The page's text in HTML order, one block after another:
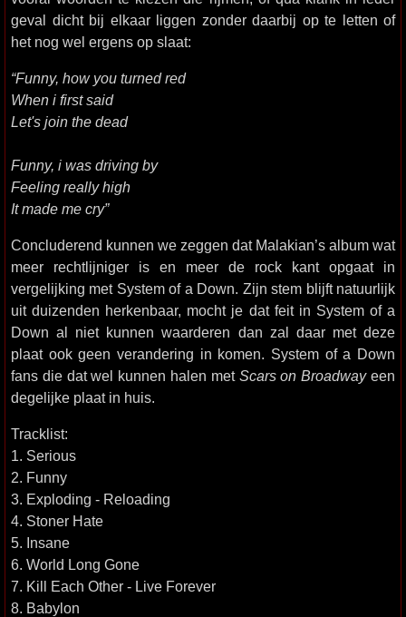
geval dicht bij elkaar liggen zonder daarbij op te letten of
het nog wel ergens op slaat:
“Funny, how you turned red
When i first said
Let's join the dead
Funny, i was driving by
Feeling really high
It made me cry”
Concluderend kunnen we zeggen dat Malakian’s album wat
meer rechtlijniger is en meer de rock kant opgaat in
vergelijking met System of a Down. Zijn stem blijft natuurlijk
uit duizenden herkenbaar, mocht je dat feit in System of a
Down al niet kunnen waarderen dan zal daar met deze
plaat ook geen verandering in komen. System of a Down
fans die dat wel kunnen halen met Scars on Broadwayeen
degelijke plaat in huis.
Tracklist:
1. Serious
2. Funny
3. Exploding - Reloading
4. Stoner Hate
5. Insane
6. World Long Gone
7. Kill Each Other - Live Forever
8. Babylon